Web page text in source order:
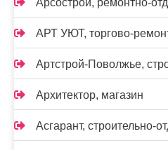
Арсострой, ремонтно-
АРТ УЮТ, торгово-
Артстрой-Поволжье,
Архитектор, магазин
Асгарант, строительно-